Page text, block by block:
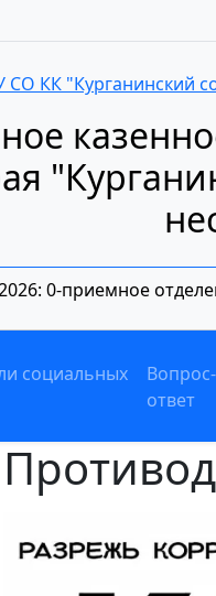
0-приемное
социальных
Вопрос-
ответ